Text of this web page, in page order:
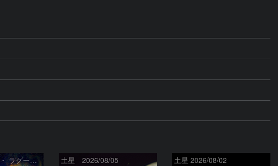
M8 (干潟星雲 ・ ラグーン（Lagoon）星雲) 土星 2026/08/05 土星 2026/08/02